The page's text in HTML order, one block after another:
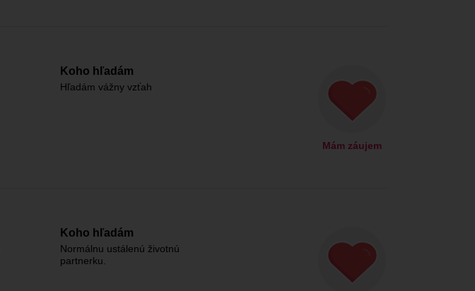
Koho hľadám
Hľadám vážny vzťah
Mám záujem
Koho hľadám
Normálnu ustálenú životnú
partnerku.